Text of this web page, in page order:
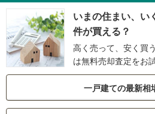
いまの住まい、い
件が買える？
高く売って、安く買
は無料売却査定をお
一戸建ての最新相